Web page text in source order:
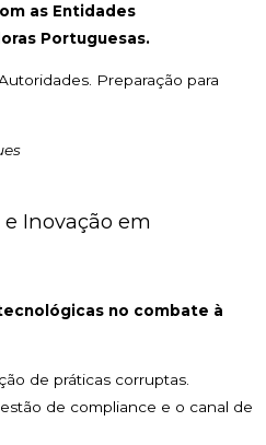
as Entidades
Portuguesas.
Preparação para
e Inovação em
no combate à
de práticas corruptas.
de compliance e o canal de